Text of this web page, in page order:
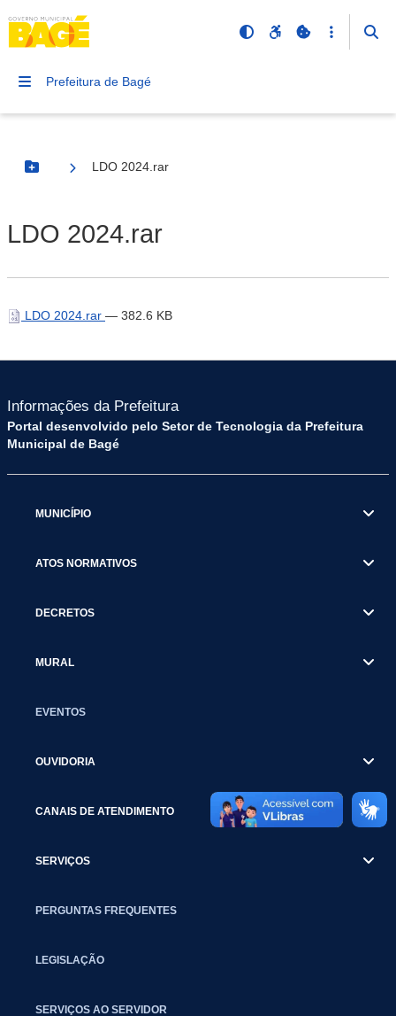
Prefeitura de Bagé
Botão Menu
LDO 2024.rar
LDO 2024.rar
LDO 2024.rar — 382.6 KB
Informações da Prefeitura
Portal desenvolvido pelo Setor de Tecnologia da Prefeitura
Municipal de Bagé
MUNICÍPIO
ATOS NORMATIVOS
DECRETOS
MURAL
EVENTOS
OUVIDORIA
CANAIS DE ATENDIMENTO
SERVIÇOS
PERGUNTAS FREQUENTES
LEGISLAÇÃO
SERVIÇOS AO SERVIDOR